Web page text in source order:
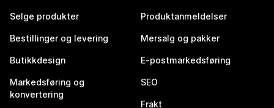
Selge produkter
Bestillinger og levering
Butikkdesign
Markedsføring og
konvertering
Produktanmeldelser
Mersalg og pakker
E-postmarkedsføring
SEO
Frakt